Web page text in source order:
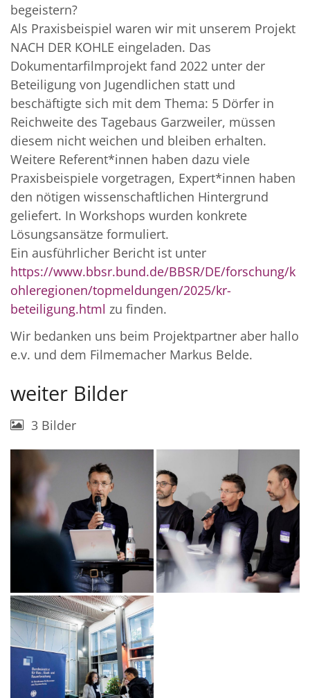
begeistern?
Als Praxisbeispiel waren wir mit unserem Projekt
NACH DER KOHLE eingeladen. Das
Dokumentarfilmprojekt fand 2022 unter der
Beteiligung von Jugendlichen statt und
beschäftigte sich mit dem Thema: 5 Dörfer in
Reichweite des Tagebaus Garzweiler, müssen
diesem nicht weichen und bleiben erhalten.
Weitere Referent*innen haben dazu viele
Praxisbeispiele vorgetragen, Expert*innen haben
den nötigen wissenschaftlichen Hintergrund
geliefert. In Workshops wurden konkrete
Lösungsansätze formuliert.
Ein ausführlicher Bericht ist unter
https://www.bbsr.bund.de/BBSR/DE/forschung/k
ohleregionen/topmeldungen/2025/kr-
beteiligung.html zu finden.
Wir bedanken uns beim Projektpartner aber hallo
e.v. und dem Filmemacher Markus Belde.
weiter Bilder
3 Bilder